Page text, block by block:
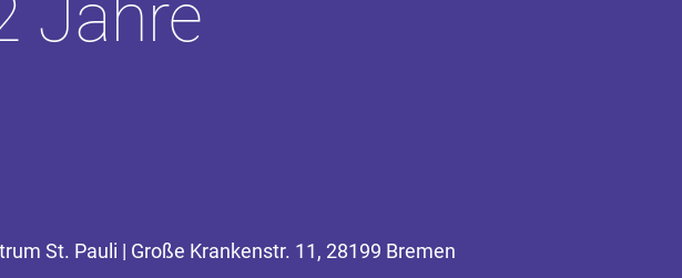
Jahre
St. Pauli | Große Krankenstr. 11, 28199 Bremen